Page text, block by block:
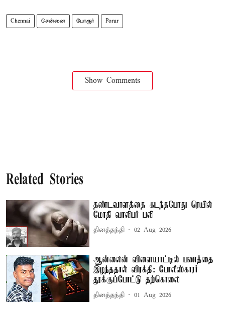
Chennai சென்னை போரூர் Porur
Show Comments
Related Stories
தண்டவாளத்தை கடந்தபோது ரெயில்
மோதி வாலிபர் பலி
தினத்தந்தி 02 Aug 2026
ஆன்லைன் விளையாட்டில் பணத்தை
இழந்ததால் விரக்தி: போலீஸ்காரர்
தூக்குப்போட்டு தற்கொலை
தினத்தந்தி 01 Aug 2026